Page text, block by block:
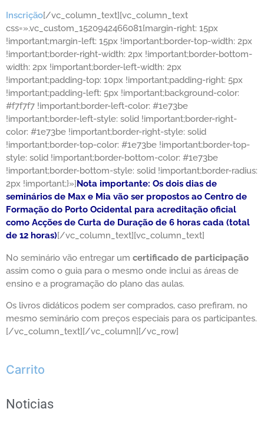
Inscrição[/vc_column_text][vc_column_text
css=».vc_custom_1520942466081{margin-right: 15px
!important;margin-left: 15px !important;border-top-width: 2px
!important;border-right-width: 2px !important;border-bottom-
width: 2px !important;border-left-width: 2px
!important;padding-top: 10px !important;padding-right: 5px
!important;padding-left: 5px !important;background-color:
#f7f7f7 !important;border-left-color: #1e73be
!important;border-left-style: solid !important;border-right-
color: #1e73be !important;border-right-style: solid
!important;border-top-color: #1e73be !important;border-top-
style: solid !important;border-bottom-color: #1e73be
!important;border-bottom-style: solid !important;border-radius:
2px !important;}»]Nota importante: Os dois dias de
seminários de Max e Mia vão ser propostos ao Centro de
Formação do Porto Ocidental para acreditação oficial
como Acções de Curta de Duração de 6 horas cada (total
de 12 horas)[/vc_column_text][vc_column_text]
No seminário vão entregar um certificado de participação
assim como o guia para o mesmo onde inclui as áreas de
ensino e a programação do plano das aulas.
Os livros didáticos podem ser comprados, caso prefiram, no
mesmo seminário com preços especiais para os participantes.
[/vc_column_text][/vc_column][/vc_row]
Carrito
Noticias